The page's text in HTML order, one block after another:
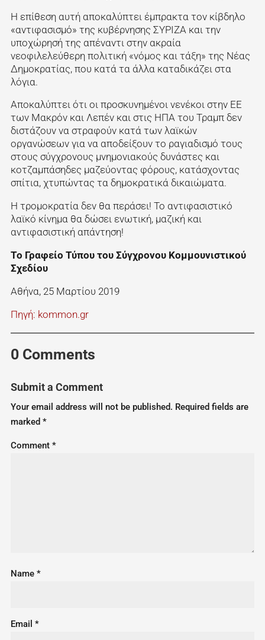
Η επίθεση αυτή αποκαλύπτει έμπρακτα τον κίβδηλο
«αντιφασισμό» της κυβέρνησης ΣΥΡΙΖΑ και την
υποχώρησή της απέναντι στην ακραία
νεοφιλελεύθερη πολιτική «νόμος και τάξη» της Νέας
Δημοκρατίας, που κατά τα άλλα καταδικάζει στα
λόγια.
Αποκαλύπτει ότι οι προσκυνημένοι νενέκοι στην ΕΕ
των Μακρόν και Λεπέν και στις ΗΠΑ του Τραμπ δεν
διστάζουν να στραφούν κατά των λαϊκών
οργανώσεων για να αποδείξουν το ραγιαδισμό τους
στους σύγχρονους μνημονιακούς δυνάστες και
κοτζαμπάσηδες μαζεύοντας φόρους, κατάσχοντας
σπίτια, χτυπώντας τα δημοκρατικά δικαιώματα.
Η τρομοκρατία δεν θα περάσει! Το αντιφασιστικό
λαϊκό κίνημα θα δώσει ενωτική, μαζική και
αντιφασιστική απάντηση!
Το Γραφείο Τύπου του Σύγχρονου Κομμουνιστικού
Σχεδίου
Αθήνα, 25 Μαρτίου 2019
Πηγή: kommon.gr
0 Comments
Submit a Comment
Your email address will not be published. Required fields are
marked *
Comment *
Name *
Email *